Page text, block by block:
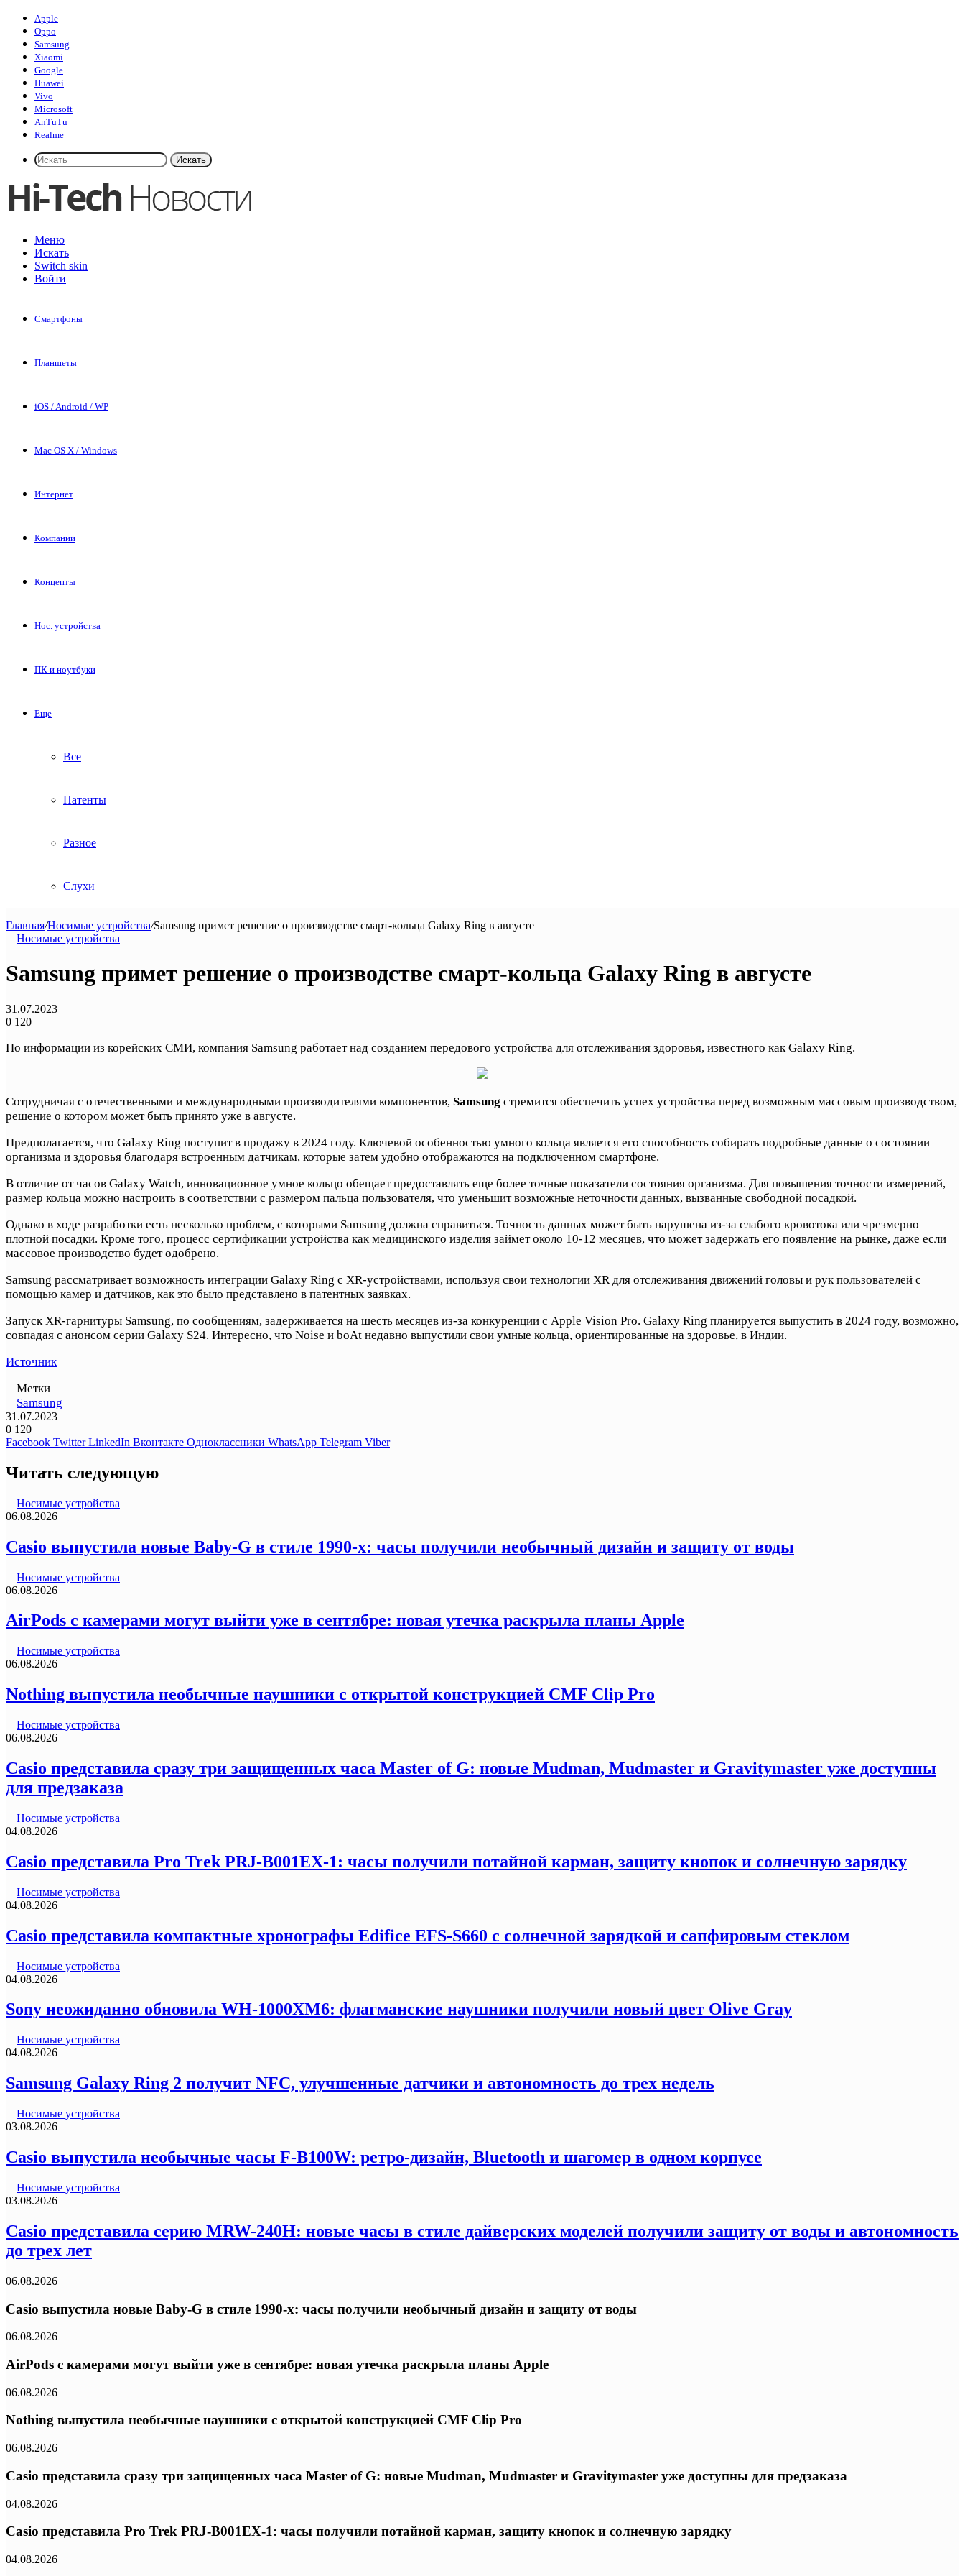
Apple
Oppo
Samsung
Xiaomi
Google
Huawei
Vivo
Microsoft
AnTuTu
Realme
Искать
Меню
Искать
Switch skin
Войти
Смартфоны
Планшеты
iOS / Android / WP
Mac OS X / Windows
Интернет
Компании
Концепты
Нос. устройства
ПК и ноутбуки
Еще
Все
Патенты
Разное
Слухи
Главная/Носимые устройства/Samsung примет решение о производстве смарт-кольца Galaxy Ring в августе
Носимые устройства
Samsung примет решение о производстве смарт-кольца Galaxy Ring в августе
31.07.2023
0 120
По информации из корейских СМИ, компания Samsung работает над созданием передового устройства для отслеживания здоровья, известного как Galaxy Ring.
Сотрудничая с отечественными и международными производителями компонентов, Samsung стремится обеспечить успех устройства перед возможным массовым производством,
решение о котором может быть принято уже в августе.
Предполагается, что Galaxy Ring поступит в продажу в 2024 году. Ключевой особенностью умного кольца является его способность собирать подробные данные о состоянии
организма и здоровья благодаря встроенным датчикам, которые затем удобно отображаются на подключенном смартфоне.
В отличие от часов Galaxy Watch, инновационное умное кольцо обещает предоставлять еще более точные показатели состояния организма. Для повышения точности измерений,
размер кольца можно настроить в соответствии с размером пальца пользователя, что уменьшит возможные неточности данных, вызванные свободной посадкой.
Однако в ходе разработки есть несколько проблем, с которыми Samsung должна справиться. Точность данных может быть нарушена из-за слабого кровотока или чрезмерно
плотной посадки. Кроме того, процесс сертификации устройства как медицинского изделия займет около 10-12 месяцев, что может задержать его появление на рынке, даже если
массовое производство будет одобрено.
Samsung рассматривает возможность интеграции Galaxy Ring с XR-устройствами, используя свои технологии XR для отслеживания движений головы и рук пользователей с
помощью камер и датчиков, как это было представлено в патентных заявках.
Запуск XR-гарнитуры Samsung, по сообщениям, задерживается на шесть месяцев из-за конкуренции с Apple Vision Pro. Galaxy Ring планируется выпустить в 2024 году, возможно,
совпадая с анонсом серии Galaxy S24. Интересно, что Noise и boAt недавно выпустили свои умные кольца, ориентированные на здоровье, в Индии.
Источник
Метки
Samsung
31.07.2023
0 120
Facebook Twitter LinkedIn Вконтакте Одноклассники WhatsApp Telegram Viber
Читать следующую
Носимые устройства
06.08.2026
Casio выпустила новые Baby-G в стиле 1990-х: часы получили необычный дизайн и защиту от воды
Носимые устройства
06.08.2026
AirPods с камерами могут выйти уже в сентябре: новая утечка раскрыла планы Apple
Носимые устройства
06.08.2026
Nothing выпустила необычные наушники с открытой конструкцией CMF Clip Pro
Носимые устройства
06.08.2026
Casio представила сразу три защищенных часа Master of G: новые Mudman, Mudmaster и Gravitymaster уже доступны
для предзаказа
Носимые устройства
04.08.2026
Casio представила Pro Trek PRJ-B001EX-1: часы получили потайной карман, защиту кнопок и солнечную зарядку
Носимые устройства
04.08.2026
Casio представила компактные хронографы Edifice EFS-S660 с солнечной зарядкой и сапфировым стеклом
Носимые устройства
04.08.2026
Sony неожиданно обновила WH-1000XM6: флагманские наушники получили новый цвет Olive Gray
Носимые устройства
04.08.2026
Samsung Galaxy Ring 2 получит NFC, улучшенные датчики и автономность до трех недель
Носимые устройства
03.08.2026
Casio выпустила необычные часы F-B100W: ретро-дизайн, Bluetooth и шагомер в одном корпусе
Носимые устройства
03.08.2026
Casio представила серию MRW-240H: новые часы в стиле дайверских моделей получили защиту от воды и автономность
до трех лет
06.08.2026
Casio выпустила новые Baby-G в стиле 1990-х: часы получили необычный дизайн и защиту от воды
06.08.2026
AirPods с камерами могут выйти уже в сентябре: новая утечка раскрыла планы Apple
06.08.2026
Nothing выпустила необычные наушники с открытой конструкцией CMF Clip Pro
06.08.2026
Casio представила сразу три защищенных часа Master of G: новые Mudman, Mudmaster и Gravitymaster уже доступны для предзаказа
04.08.2026
Casio представила Pro Trek PRJ-B001EX-1: часы получили потайной карман, защиту кнопок и солнечную зарядку
04.08.2026